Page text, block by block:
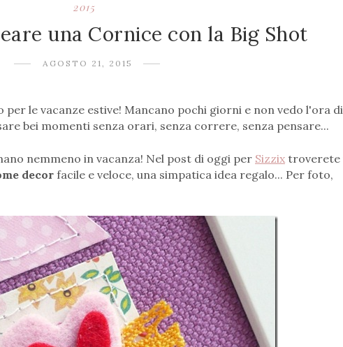
2015
una Cornice con la Big Shot
AGOSTO 21, 2015
le vacanze estive! Mancano pochi giorni e non vedo l'ora di
bei momenti senza orari, senza correre, senza pensare...
nemmeno in vacanza! Nel post di oggi per Sizzix troverete
decorfacile e veloce, una simpatica idea regalo... Per foto,